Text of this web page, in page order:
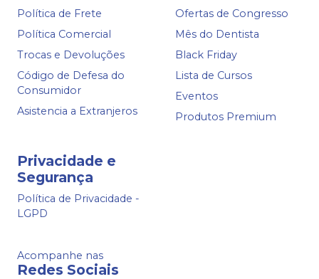
Política de Frete
Política Comercial
Trocas e Devoluções
Código de Defesa do
Consumidor
Asistencia a Extranjeros
Ofertas de Congresso
Mês do Dentista
Black Friday
Lista de Cursos
Eventos
Produtos Premium
Privacidade e
Segurança
Política de Privacidade -
LGPD
Acompanhe nas
Redes Sociais